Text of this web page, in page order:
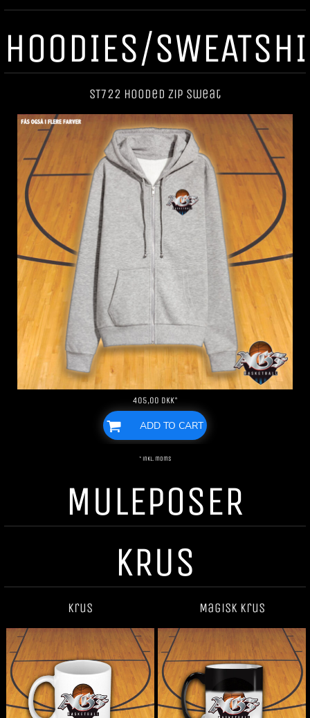
HOODIES/
ST722 Hooded Zip Sweat
405,00 DKK*
ADD TO CART
* inkl. moms
MULEPOSER
KRUS
Krus Magisk krus